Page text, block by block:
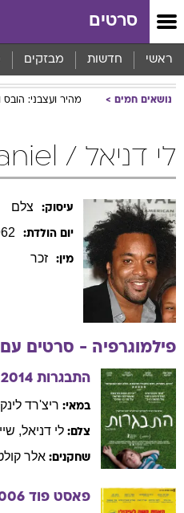
סרטים
ראשי חדשות מבזקים
נושאים חמים מהיר ועצבני: הובס
לי דניאל / Lee Daniel
עיסוק: צלם
יום הולדת:
מין: זכר
פילמוגרפיה - סרטים עם
התבגרות 2014
במאי: ריצ'רד
צלם: לי דניאל,
שחקנים: אלר
פאסט פוד